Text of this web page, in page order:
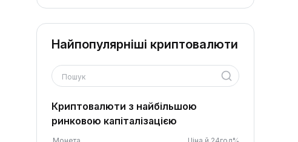
Найпопулярніші криптовалюти
Пошук
Криптовалюти з найбільшою
ринковою капіталізацією